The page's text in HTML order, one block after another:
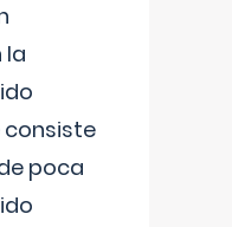
la
consiste
poca